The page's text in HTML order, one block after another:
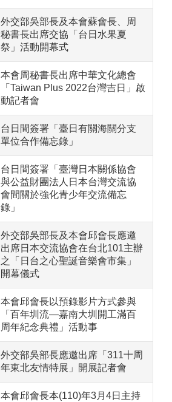
外交部吳部長及本會蘇會長、周
秘書長出席交協「台日水果夏
祭」活動開幕式
本會周秘書長出席中華文化總會
「Taiwan Plus 2022台灣吉日」啟
動記者會
台日間簽署「臺日有關海關分支
單位合作備忘錄」
台日間簽署「臺灣日本關係協會
與公益財團法人日本台灣交流協
會間關於強化青少年交流備忘
錄」
外交部吳部長及本會邱會長應邀
出席日本交流協會在台北101主辦
之「日台之心聖誕音樂會市集」
開幕儀式
本會邱會長以預錄影片方式參與
「百年圳流—嘉南大圳開工滿百
周年紀念典禮」活動事
外交部吳部長應邀出席「311十周
年東北友情特展」開展記者會
本會邱會長本(110)年3月4日主持